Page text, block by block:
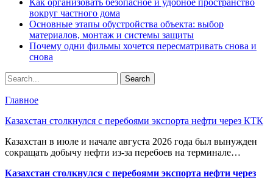
вокруг частного дома
Основные этапы обустройства объекта: выбор
материалов, монтаж и системы защиты
Почему одни фильмы хочется пересматривать снова и
снова
Главное
Казахстан столкнулся с перебоями экспорта нефти через КТК
Казахстан в июле и начале августа 2026 года был вынужден
сокращать добычу нефти из-за перебоев на терминале…
Казахстан столкнулся с перебоями экспорта нефти через